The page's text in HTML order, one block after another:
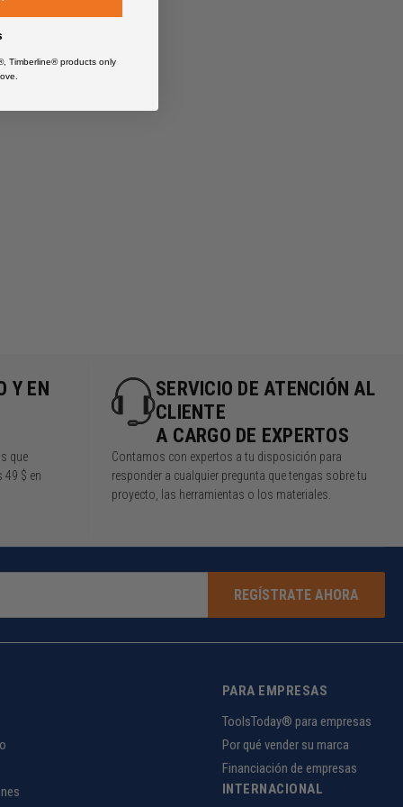
Y EN
que
$ en
SERVICIO DE ATENCIÓN AL
CLIENTE
A CARGO DE EXPERTOS
Contamos con expertos a tu disposición para
responder a cualquier pregunta que tengas sobre tu
proyecto, las herramientas o los materiales.
REGÍSTRATE AHORA
PARA EMPRESAS
ToolsToday® para empresas
Por qué vender su marca
Financiación de empresas
INTERNACIONAL
Timberline® products only